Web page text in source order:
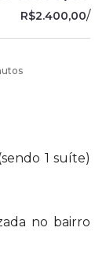
R$2.400,00/
1 suíte)
no bairro